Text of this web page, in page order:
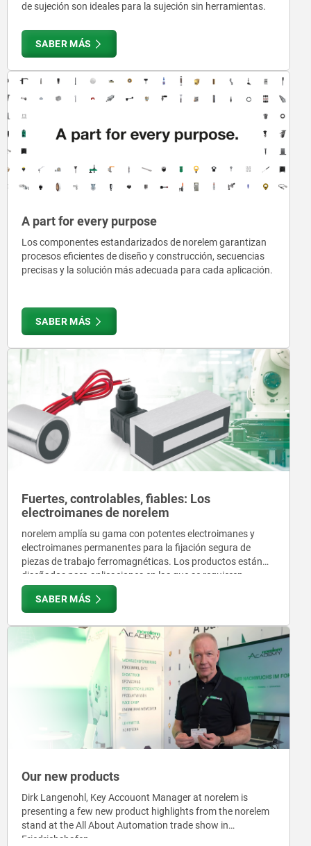
de sujeción son ideales para la sujeción sin herramientas.
SABER MÁS
A part for every purpose
Los componentes estandarizados de norelem garantizan
procesos eficientes de diseño y construcción, secuencias
precisas y la solución más adecuada para cada aplicación.
SABER MÁS
Fuertes, controlables, fiables: Los
electroimanes de norelem
norelem amplía su gama con potentes electroimanes y
electroimanes permanentes para la fijación segura de
piezas de trabajo ferromagnéticas. Los productos están
diseñados para aplicaciones en las que se requieren
elevadas fuerzas de retención, un control preciso y
fiabilidad operativa, desde la automatización hasta la
SABER MÁS
Our new products
Dirk Langenohl, Key Accouont Manager at norelem is
presenting a few new product highlights from the norelem
stand at the All About Automation trade show in
Friedrichshafen.